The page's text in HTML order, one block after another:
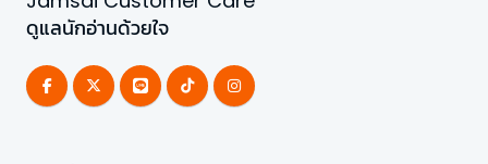
ดูแลนักอ่านด้วยใจ